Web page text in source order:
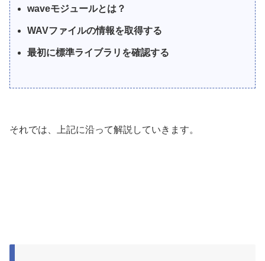
waveモジュールとは？
WAVファイルの情報を取得する
最初に標準ライブラリを確認する
それでは、上記に沿って解説していきます。